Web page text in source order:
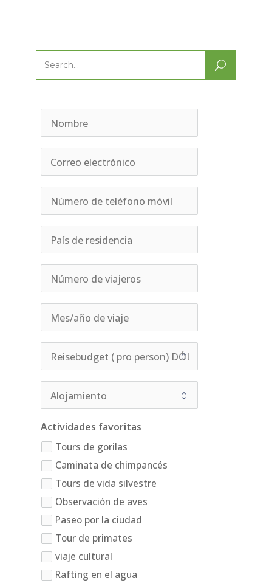
Search
Actividades favoritas
Tours de gorilas
Caminata de chimpancés
Tours de vida silvestre
Observación de aves
Paseo por la ciudad
Tour de primates
viaje cultural
Rafting en el agua